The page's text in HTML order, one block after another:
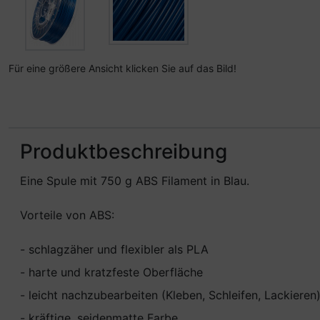
Für eine größere Ansicht klicken Sie auf das Bild!
Produktbeschreibung
Eine Spule mit 750 g ABS Filament in Blau.
Vorteile von ABS:
- schlagzäher und flexibler als PLA
- harte und kratzfeste Oberfläche
- leicht nachzubearbeiten (Kleben, Schleifen, Lackieren)